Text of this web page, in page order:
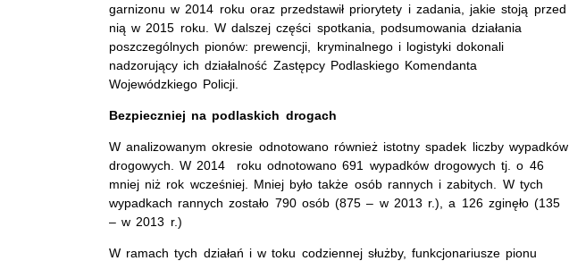
garnizonu w 2014 roku oraz przedstawił priorytety i zadania, jakie stoją przed
nią w 2015 roku. W dalszej części spotkania, podsumowania działania
poszczególnych pionów: prewencji, kryminalnego i logistyki dokonali
nadzorujący ich działalność Zastępcy Podlaskiego Komendanta
Wojewódzkiego Policji.
Bezpieczniej na podlaskich drogach
W analizowanym okresie odnotowano również istotny spadek liczby wypadków
drogowych. W 2014 roku odnotowano 691 wypadków drogowych tj. o 46
mniej niż rok wcześniej. Mniej było także osób rannych i zabitych. W tych
wypadkach rannych zostało 790 osób (875 – w 2013 r.), a 126 zginęło (135
– w 2013 r.)
W ramach tych działań i w toku codziennej służby, funkcjonariusze pionu